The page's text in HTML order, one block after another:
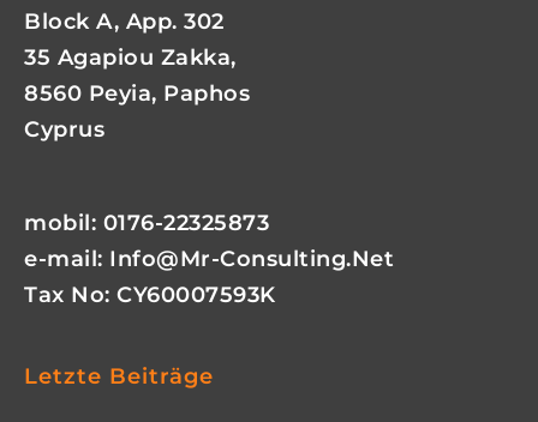
Block A, App. 302
35 Agapiou Zakka,
8560 Peyia, Paphos
Cyprus
mobil: 0176-22325873
e-mail: Info@mr-Consulting.net
Tax No: CY60007593K
Letzte Beiträge